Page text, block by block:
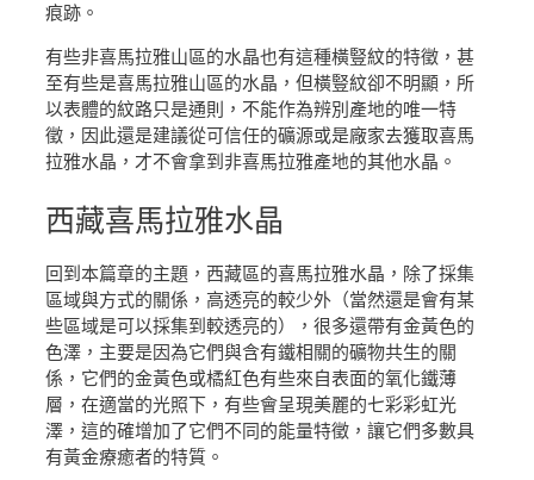
痕跡。
有些非喜馬拉雅山區的水晶也有這種橫豎紋的特徵，甚
至有些是喜馬拉雅山區的水晶，但橫豎紋卻不明顯，所
以表體的紋路只是通則，不能作為辨別產地的唯一特
徵，因此還是建議從可信任的礦源或是廠家去獲取喜馬
拉雅水晶，才不會拿到非喜馬拉雅產地的其他水晶。
西藏喜馬拉雅水晶
回到本篇章的主題，西藏區的喜馬拉雅水晶，除了採集
區域與方式的關係，高透亮的較少外（當然還是會有某
些區域是可以採集到較透亮的），很多還帶有金黃色的
色澤，主要是因為它們與含有鐵相關的礦物共生的關
係，它們的金黃色或橘紅色有些來自表面的氧化鐵薄
層，在適當的光照下，有些會呈現美麗的七彩彩虹光
澤，這的確增加了它們不同的能量特徵，讓它們多數具
有黃金療癒者的特質。